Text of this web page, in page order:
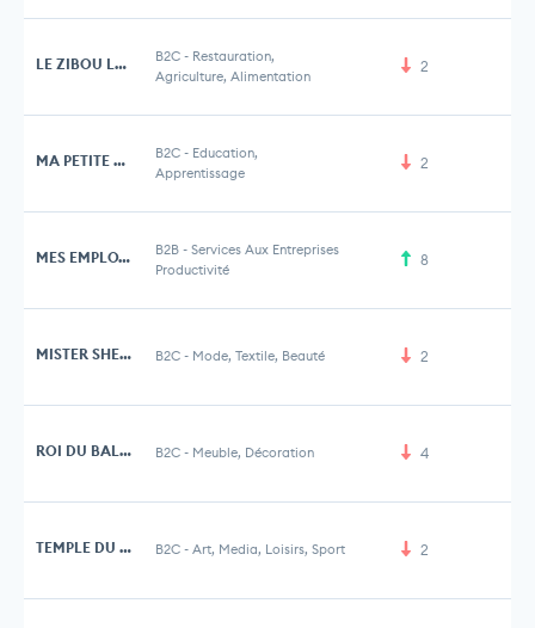
LE ZIBOU LAB B2C - Restauration,
Agriculture, Alimentation
2
MA PETITE FRATRIE B2C - Education,
Apprentissage
2
MES EMPLOYES B2B - Services Aux Entreprises
Productivité
8
MISTER SHELBY B2C - Mode, Textile, Beauté 2
ROI DU BALLON B2C - Meuble, Décoration 4
TEMPLE DU FUMEUR B2C - Art, Media, Loisirs, Sport 2